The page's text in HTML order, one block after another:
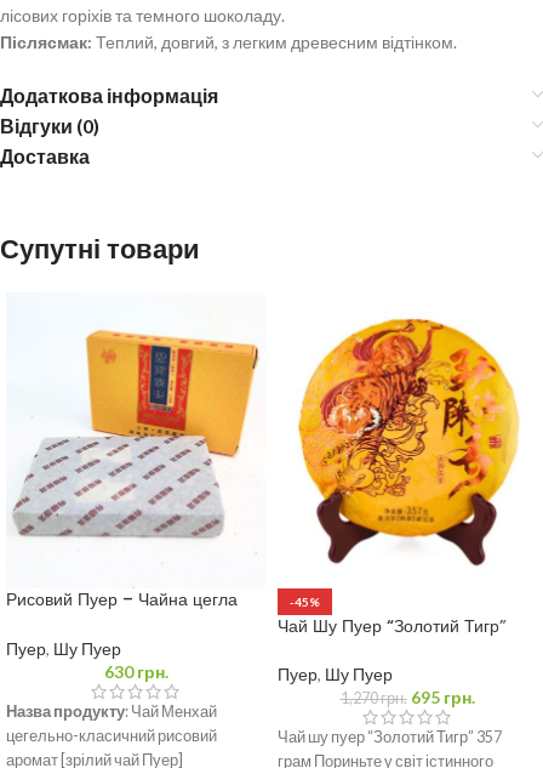
лісових горіхів та темного шоколаду.
Післясмак: Теплий, довгий, з легким древесним відтінком.
Додаткова інформація
Відгуки (0)
Доставка
Супутні товари
Рисовий Пуер – Чайна цегла
Пуер, Шу Пуер
630грн.
Назва продукту: Чай Менхай
цегельно-класичний рисовий
аромат [зрілий чай Пуер]
-45%
Чай Шу Пуер “Золотий Тигр”
Пуер, Шу Пуер
1,270грн. 695грн.
Чай шу пуер “Золотий Тигр” 357
грам Пориньте у світ істинного